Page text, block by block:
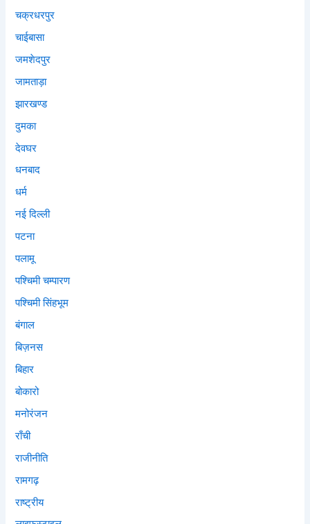
चक्रधरपुर
चाईबासा
जमशेदपुर
जामताड़ा
झारखण्ड
दुमका
देवघर
धनबाद
धर्म
नई दिल्ली
पटना
पलामू
पश्चिमी चम्पारण
पश्चिमी सिंहभूम
बंगाल
बिज़नस
बिहार
बोकारो
मनोरंजन
राँची
राजीनीति
रामगढ़
राष्ट्रीय